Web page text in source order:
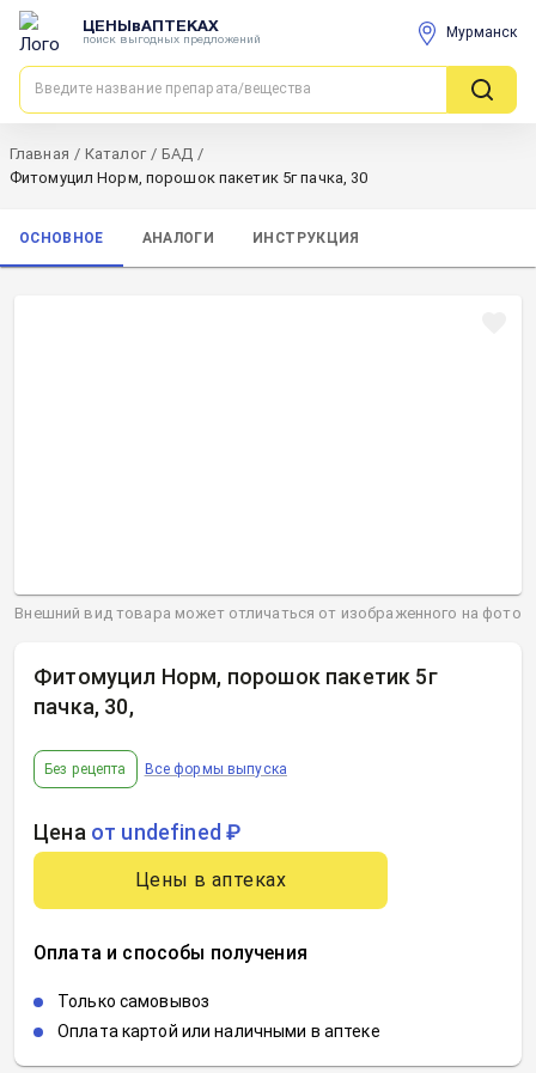
ЦЕНЫвАПТЕКАХ
поиск выгодных предложений Мурманск
Главная / Каталог / БАД /
Фитомуцил Норм, порошок пакетик 5г пачка, 30
ОСНОВНОЕ АНАЛОГИ ИНСТРУКЦИЯ
Фитомуцил Норм, порошок пакетик 5г
пачка, 30,
Без рецепта Все формы выпуска
Цена от undefined ₽
Цены в аптеках
Оплата и способы получения
Только самовывоз
Оплата картой или наличными в аптеке
Внешний вид товара может отличаться от изображенного на фото